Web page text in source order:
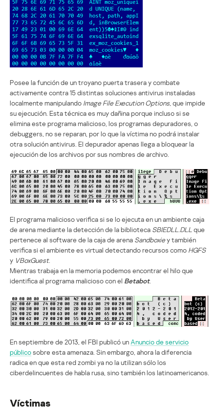
Posee la función de un troyano puerta trasera y combate
activamente contra 15 distintas soluciones antivirus instaladas
localmente manipulando Image File Execution Options , que impide
su ejecución. Esta técnica es muy dañina porque incluso si se
elimina este programa malicioso, los programas depuradores, o
debuggers, no se reparan, por lo que la víctima no podrá instalar
otra solución antivirus. El depurador apenas llega a bloquear la
ejecución de los archivos por sus nombres de archivo.
El programa malicioso verifica si se lo ejecuta en un ambiente caja
de arena mediante la detección de la biblioteca SBIEDLL.DLL que
pertenece al software de la caja de arena Sandboxiey también
verifica si el ambiente es virtual detectando recursos como HGFS
y VBoxGuest.
Mientras trabaja en la memoria podemos encontrar el hilo que
identifica al programa malicioso con el Betabot.
En septiembre de 2013, el FBI publicó un Anuncio de servicio
públicosobre esta amenaza. Sin embargo, ahora la diferencia
radica en que esta red zombi ya no la utilizan sólo los
ciberdelincuentes de habla rusa, sino también los latinoamericanos.
Víctimas